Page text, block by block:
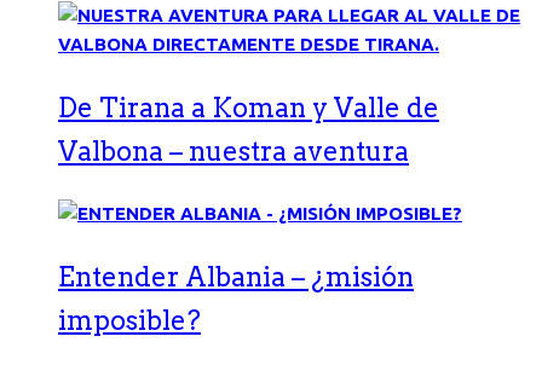
De Tirana a Koman y Valle de
Valbona – nuestra aventura
Entender Albania – ¿misión
imposible?